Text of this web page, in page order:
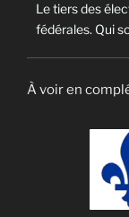
Le tiers des
fédérales. Qui
À voir en